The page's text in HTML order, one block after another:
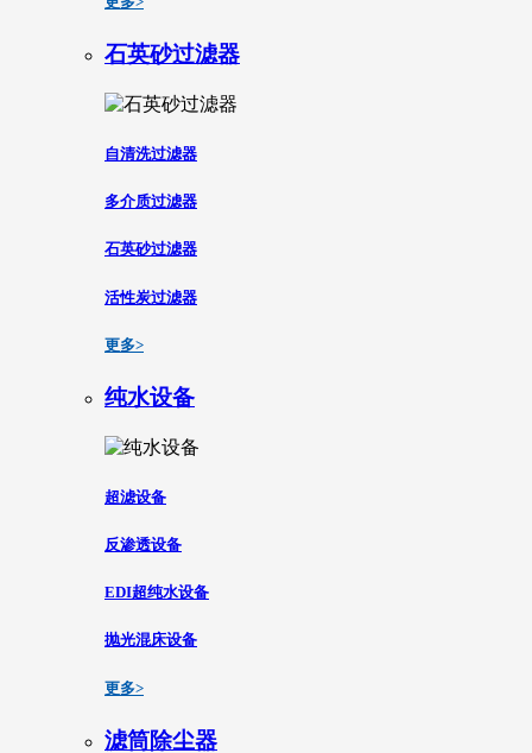
石英砂过滤器
自清洗过滤器
多介质过滤器
石英砂过滤器
活性炭过滤器
更多>
纯水设备
超滤设备
反渗透设备
EDI超纯水设备
抛光混床设备
更多>
滤筒除尘器